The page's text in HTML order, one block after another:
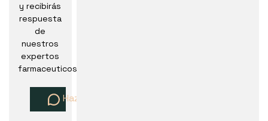
y recibirás
respuesta
de
nuestros
expertos
farmaceuticos
Haz una pregunta